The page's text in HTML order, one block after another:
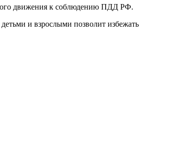
движения к соблюдению ПДД РФ.
и взрослыми позволит избежать